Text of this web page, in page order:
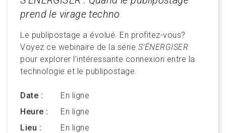
prend le virage techno
Le publipostage a évolué. En profitez-vous?
Voyez ce webinaire de la série S’ÉNERGISER
pour explorer l’intéressante connexion entre la
technologie et le publipostage.
Date :
En ligne
Heure :
En ligne
Lieu :
En ligne